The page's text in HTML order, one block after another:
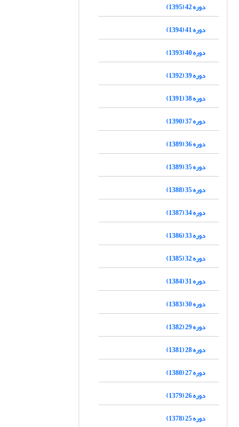
دوره 42 (1395)
دوره 41 (1394)
دوره 40 (1393)
دوره 39 (1392)
دوره 38 (1391)
دوره 37 (1390)
دوره 36 (1389)
دوره 35 (1389)
دوره 35 (1388)
دوره 34 (1387)
دوره 33 (1386)
دوره 32 (1385)
دوره 31 (1384)
دوره 30 (1383)
دوره 29 (1382)
دوره 28 (1381)
دوره 27 (1380)
دوره 26 (1379)
دوره 25 (1378)